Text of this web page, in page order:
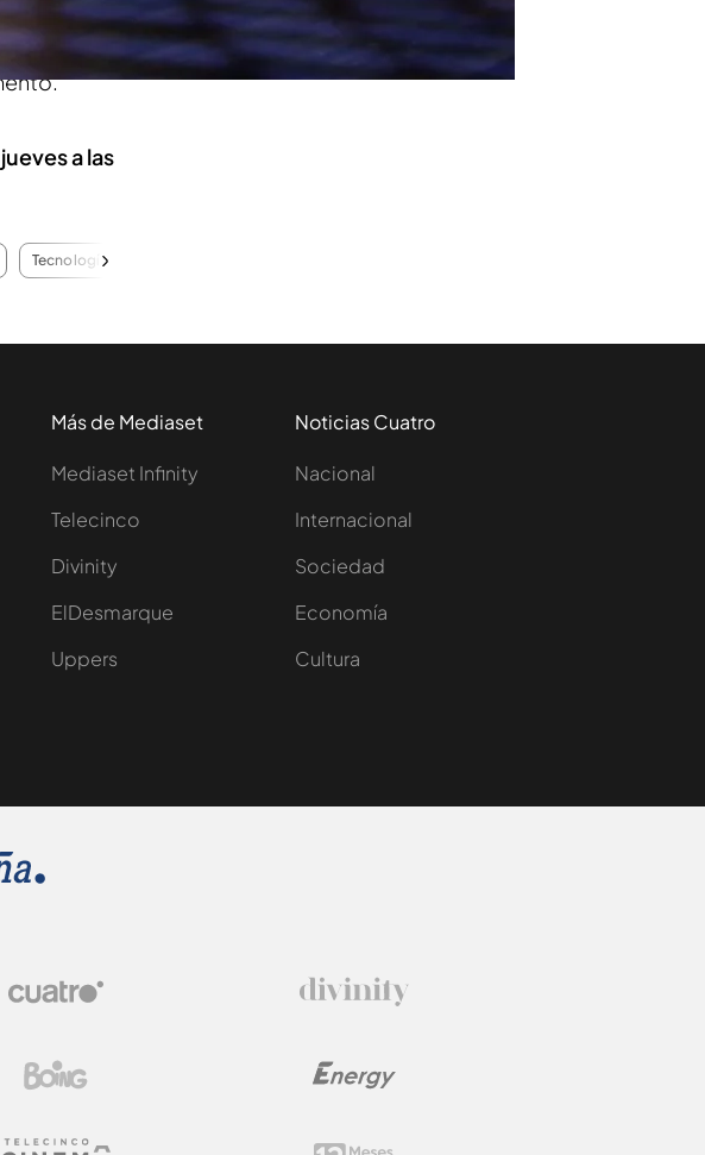
de los
a las
Tecnología
Más de Mediaset
Mediaset Infinity
Telecinco
Divinity
ElDesmarque
Uppers
Noticias Cuatro
Nacional
Internacional
Sociedad
Economía
Cultura